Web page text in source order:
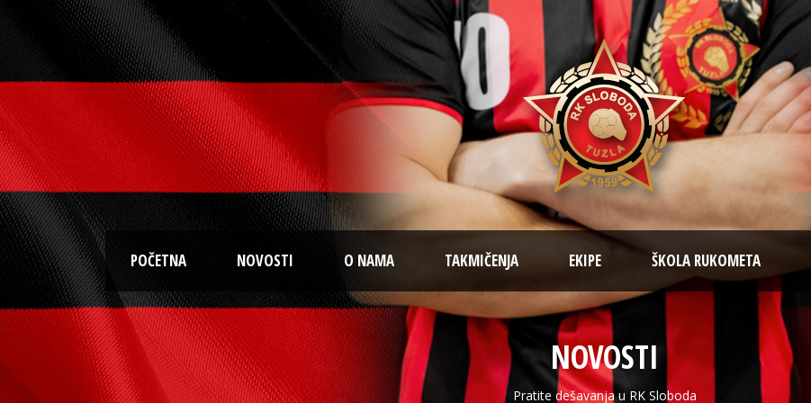
POČETNA NOVOSTI O NAMA TAKMIČENJA EKIPE ŠKOLA RUKOMETA
NOVOSTI
Pratite dešavanja u RK Sloboda